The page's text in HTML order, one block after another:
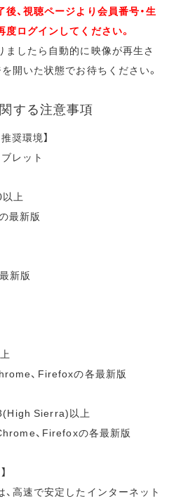
、視聴ページより会員番号・生
ログインしてください。
ましたら自動的に映像が再生さ
開いた状態でお待ちください。
する注意事項
奨環境】
レット
上
最新版
新版
、Firefoxの各最新版
Sierra)以上
、Firefoxの各最新版
高速で安定したインターネット